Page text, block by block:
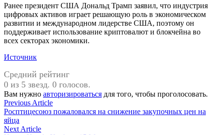
Ранее президент США Дональд Трамп заявил, что индустрия
цифровых активов играет решающую роль в экономическом
развитии и международном лидерстве США, поэтому он
поддерживает использование криптовалют и блокчейна во
всех секторах экономики.
Источник
Средний рейтинг
0 из 5 звезд. 0 голосов.
Вам нужно авторизироваться для того, чтобы проголосовать.
Навигация
по
записям
Previous ArticlePrevious
article:
Росптицесоюз пожаловался на снижение закупочных цен на
яйца
Next ArticleNext